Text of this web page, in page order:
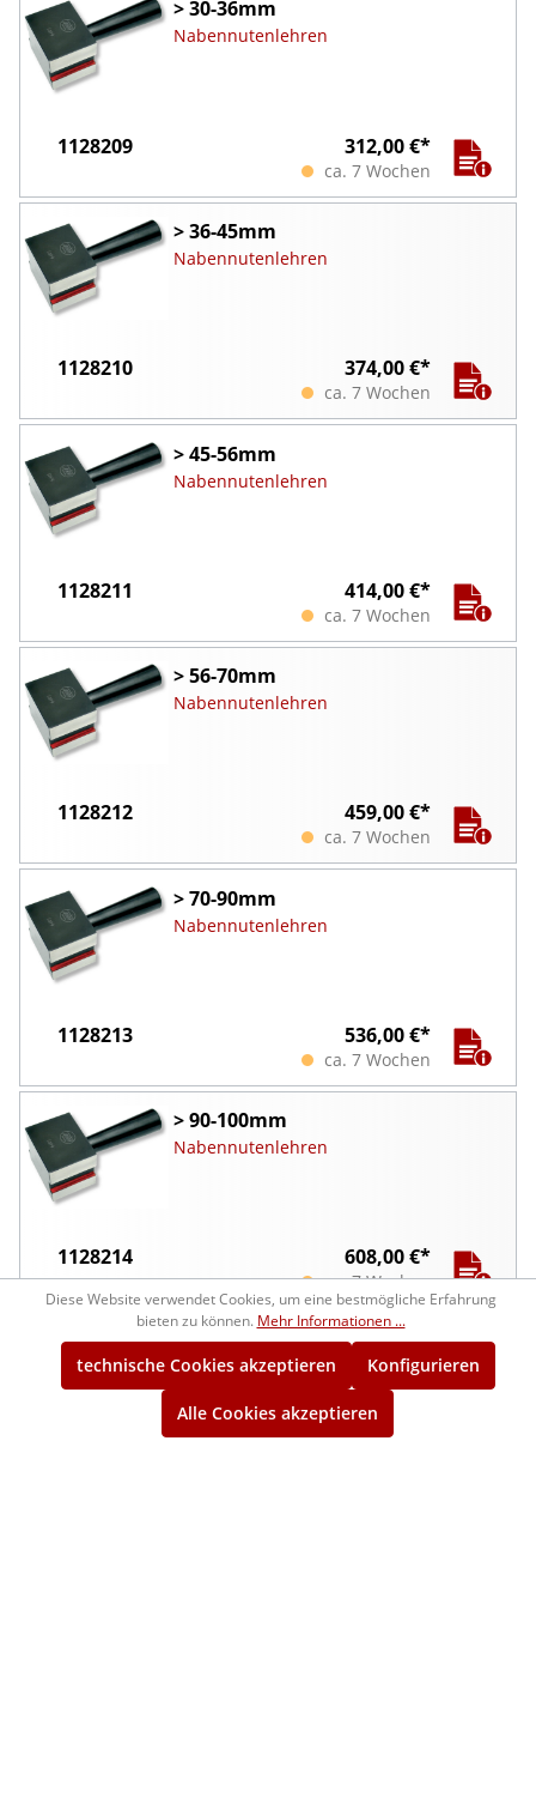
> 30-36mm
Nabennutenlehren
1128209 312,00 €*
ca. 7 Wochen
> 36-45mm
Nabennutenlehren
1128210 374,00 €*
ca. 7 Wochen
> 45-56mm
Nabennutenlehren
1128211 414,00 €*
ca. 7 Wochen
> 56-70mm
Nabennutenlehren
1128212 459,00 €*
ca. 7 Wochen
> 70-90mm
Nabennutenlehren
1128213 536,00 €*
ca. 7 Wochen
> 90-100mm
Nabennutenlehren
1128214 608,00 €*
ca. 7 Wochen
Service-Hotline
Diese Website verwendet Cookies, um eine bestmögliche Erfahrung
bieten zu können. Mehr Informationen ...
technische Cookies akzeptieren Konfigurieren
Alle Cookies akzeptieren